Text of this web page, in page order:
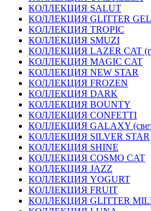
КОЛЛЕКЦИЯ SALUT
КОЛЛЕКЦИЯ GLITTER GEL
КОЛЛЕКЦИЯ TROPIC
КОЛЛЕКЦИЯ SMUZI
КОЛЛЕКЦИЯ LAZER CAT
КОЛЛЕКЦИЯ MAGIC CAT
КОЛЛЕКЦИЯ NEW STAR
КОЛЛЕКЦИЯ FROZEN
КОЛЛЕКЦИЯ DARK
КОЛЛЕКЦИЯ BOUNTY
КОЛЛЕКЦИЯ CONFETTI
КОЛЛЕКЦИЯ GALAXY
КОЛЛЕКЦИЯ SILVER STAR
КОЛЛЕКЦИЯ SHINE
КОЛЛЕКЦИЯ COSMO CAT
КОЛЛЕКЦИЯ JAZZ
КОЛЛЕКЦИЯ YOGURT
КОЛЛЕКЦИЯ FRUIT
КОЛЛЕКЦИЯ GLITTER